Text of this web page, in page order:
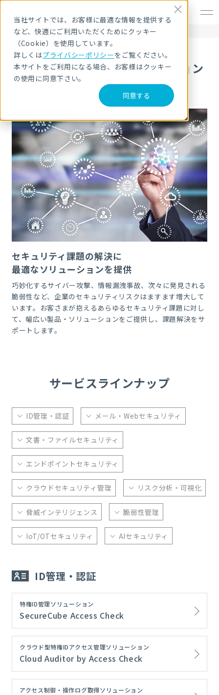
当社サイトでは、お客様に最適な情報を提供する
など、快適にご利用いただくためにクッキー
（Cookie）を使用しています。
詳しくはプライバシーポリシーをご覧ください。
本サイトをご利用になる場合、お客様はクッキー
の使用に同意下さい。
同意する
HOME サービス・製品 セキュリティ製品・ソリューション
セキュリティ製品・ソリューション
セキュリティ課題の解決に
最適なソリューションを提供
巧妙化するサイバー攻撃、情報漏洩事故、次々に発見される
脆弱性など、企業のセキュリティリスクはますます増大して
います。 お客さまが抱えるあらゆるセキュリティ課題に対し
て、幅広い製品・ソリューションをご提供し、課題解決をサ
ポートします。
サービスラインナップ
ID管理・認証 メール・Webセキュリティ
文書・ファイルセキュリティ
エンドポイントセキュリティ
クラウドセキュリティ管理 リスク分析・可視化
脅威インテリジェンス 脆弱性管理
IoT/OTセキュリティ AIセキュリティ
ID管理・認証
特権ID管理ソリューション
SecureCube Access Check
クラウド型特権IDアクセス管理ソリューション
Cloud Auditor by Access Check
アクセス制御・操作ログ取得ソリューション